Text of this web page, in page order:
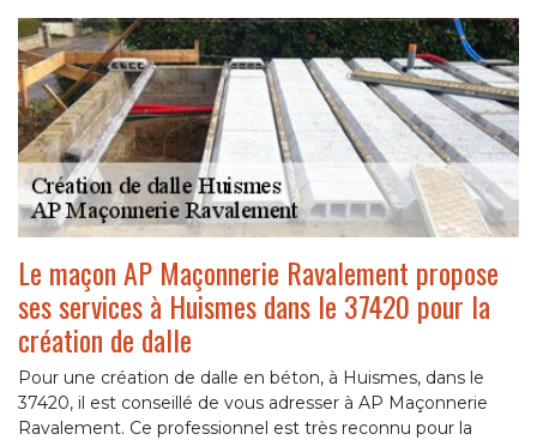
Le maçon AP Maçonnerie Ravalement propose
ses services à Huismes dans le 37420 pour la
création de dalle
Pour une création de dalle en béton, à Huismes, dans le
37420, il est conseillé de vous adresser à AP Maçonnerie
Ravalement. Ce professionnel est très reconnu pour la